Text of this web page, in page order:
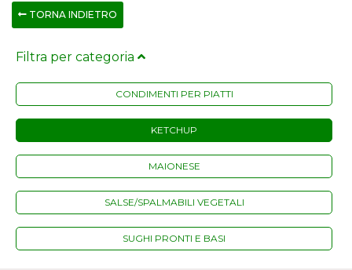
TORNA INDIETRO
Filtra per categoria
CONDIMENTI PER PIATTI
KETCHUP
MAIONESE
SALSE/SPALMABILI VEGETALI
SUGHI PRONTI E BASI